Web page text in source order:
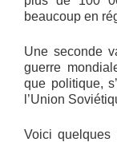
beaucoup en
Une seconde
guerre
que politique,
l’Union
Voici quelques